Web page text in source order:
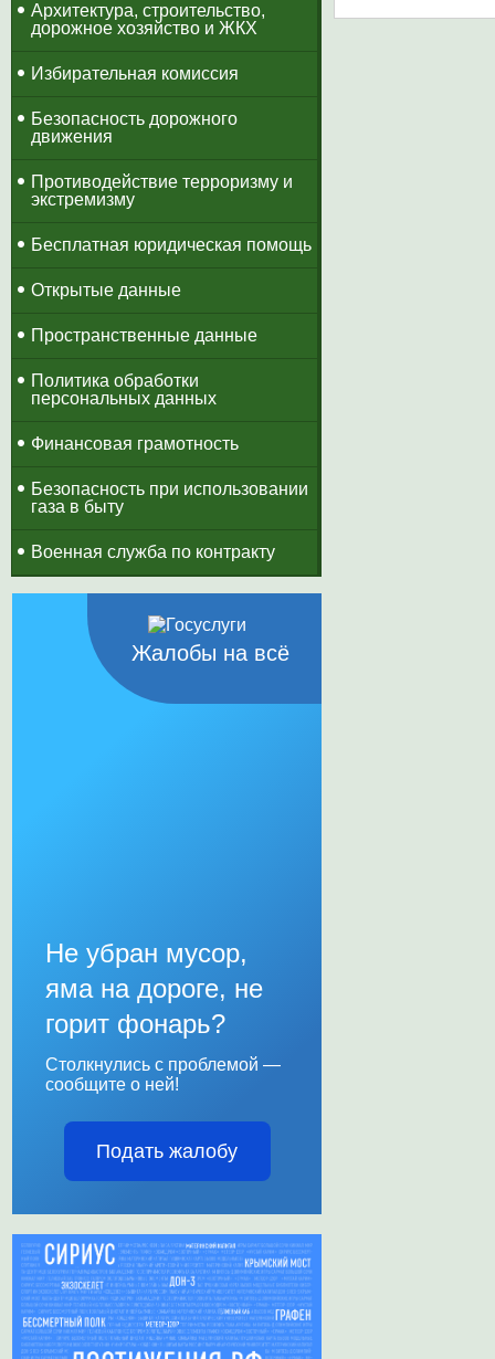
Архитектура, строительство,
дорожное хозяйство и ЖКХ
Избирательная комиссия
Безопасность дорожного
движения
Противодействие терроризму и
экстремизму
Бесплатная юридическая помощь
Открытые данные
Пространственные данные
Политика обработки
персональных данных
Финансовая грамотность
Безопасность при использовании
газа в быту
Военная служба по контракту
Жалобы на всё
Не убран мусор,
яма на дороге, не
горит фонарь?
Столкнулись с проблемой —
сообщите о ней!
Подать жалобу